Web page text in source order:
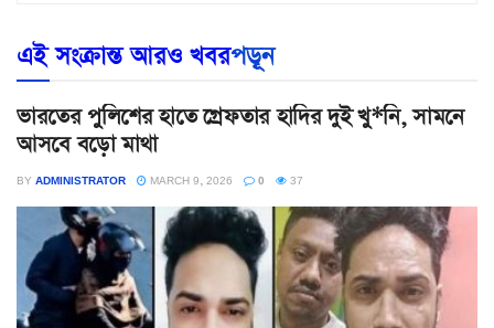
এই সংক্রান্ত আরও খবরপড়ূন
ভারতের পুলিশের হাতে গ্রেফতার হাদির দুই খু*নি, সামনে
আসবে বড়ো মাথা
BY ADMINISTRATOR MARCH 9, 2026 0 37